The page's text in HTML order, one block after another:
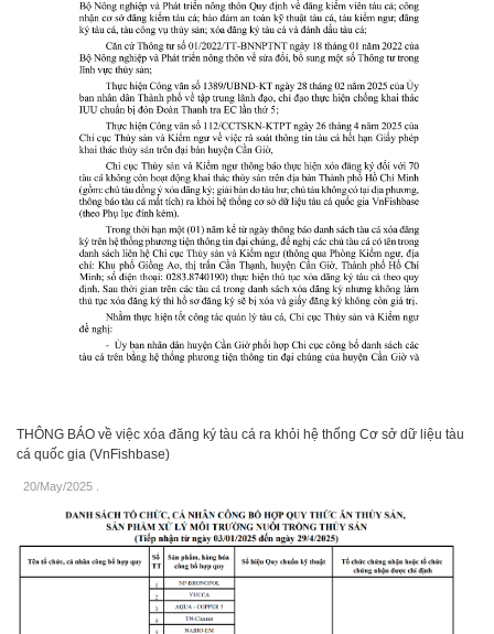
THÔNG BÁO về việc xóa đăng ký tàu cá ra khỏi hệ thống Cơ sở dữ liệu tàu
cá quốc gia (VnFishbase)
20/May/2025 .